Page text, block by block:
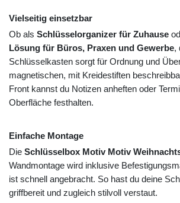
Vielseitig einsetzbar
Ob als Schlüsselorganizer für Zuhause
Lösung für Büros, Praxen und Gewerbe,
Schlüsselkasten sorgt für Ordnung und
magnetischen, mit Kreidestiften
Front kannst du Notizen anheften oder
Oberfläche festhalten.
Einfache Montage
Die Schlüsselbox Motiv Motiv
Wandmontage wird inklusive
ist schnell angebracht. So hast du deine
griffbereit und zugleich stilvoll verstaut.